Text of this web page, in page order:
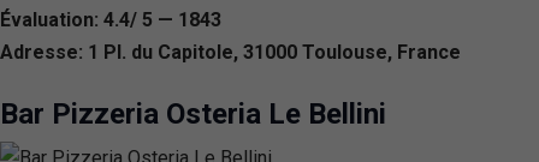
Évaluation: 4.4/ 5 — 1843
Adresse: 1 Pl. du Capitole, 31000 Toulouse, France
Bar Pizzeria Osteria Le Bellini